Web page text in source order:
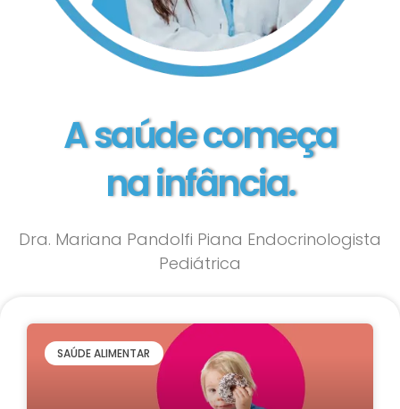
A saúde começa
na infância.
Dra. Mariana Pandolfi Piana Endocrinologista
Pediátrica
SAÚDE ALIMENTAR